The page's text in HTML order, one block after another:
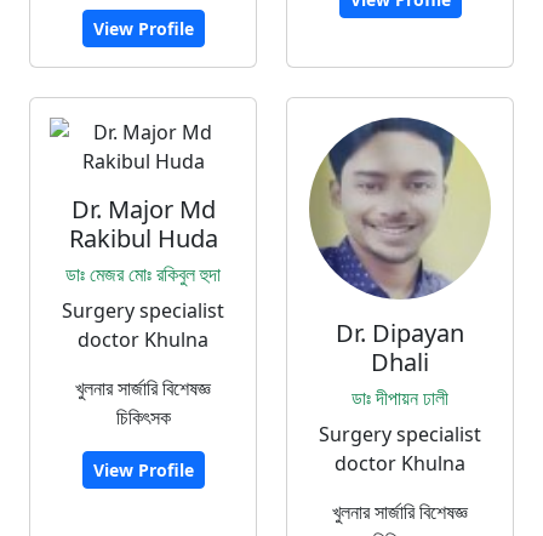
View Profile
Dr. Major Md
Rakibul Huda
ডাঃ মেজর মোঃ রকিবুল হুদা
Surgery specialist
doctor Khulna
খুলনার সার্জারি বিশেষজ্ঞ
চিকিৎসক
View Profile
Dr. Dipayan
Dhali
ডাঃ দীপায়ন ঢালী
Surgery specialist
doctor Khulna
খুলনার সার্জারি বিশেষজ্ঞ